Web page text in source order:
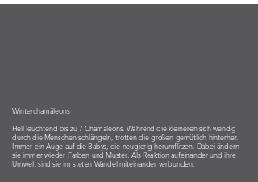
Winterchamäleons
Hell leuchtend bis zu 7 Chamäleons. Während die kleineren sich wendig
durch die Menschen schlängeln, trotten die großen gemütlich hinterher.
Immer ein Auge auf die Babys, die neugierig herumflitzen. Dabei ändern
sie immer wieder Farben und Muster. Als Reaktion aufeinander und ihre
Umwelt sind sie im steten Wandel miteinander verbunden.